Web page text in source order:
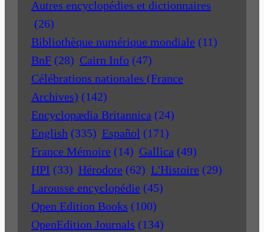
Autres encyclopédies et dictionnaires
(26)
Bibliothèque numérique mondiale (11)
BnF (28) Cairn Info (47)
Célébrations nationales (France
Archives) (142)
Encyclopædia Britannica (24)
English (335) Español (171)
France Mémoire (14) Gallica (49)
HPI (33) Hérodote (62) L'Histoire (29)
Larousse encyclopédie (45)
Open Edition Books (100)
OpenEdition Journals (134)